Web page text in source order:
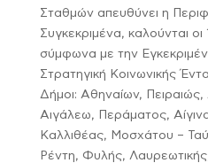
Σταθμών απευθύνει η
Συγκεκριμένα, καλούνται
σύμφωνα με την
Στρατηγική Κοινωνικής
Δήμοι: Αθηναίων,
Αιγάλεω, Περάματος,
Καλλιθέας, Μοσχάτου –
Ρέντη, Φυλής,